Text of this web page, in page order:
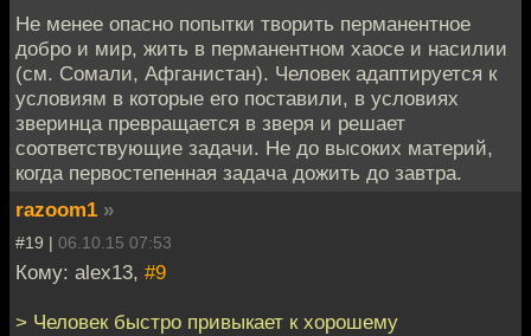
Не менее опасно попытки творить перманентное
добро и мир, жить в перманентном хаосе и насилии
(см. Сомали, Афганистан). Человек адаптируется к
условиям в которые его поставили, в условиях
зверинца превращается в зверя и решает
соответствующие задачи. Не до высоких материй,
когда первостепенная задача дожить до завтра.
razoom1 »
#19 | 06.10.15 07:53
Кому: alex13, #9
> Человек быстро привыкает к хорошему